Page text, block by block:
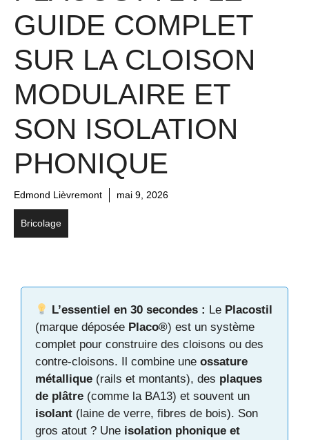
GUIDE COMPLET
SUR LA CLOISON
MODULAIRE ET
SON ISOLATION
PHONIQUE
Edmond Lièvremont mai 9, 2026
Bricolage
L’essentiel en 30 secondes : Le Placostil
(marque déposée Placo®) est un système
complet pour construire des cloisons ou des
contre-cloisons. Il combine une ossature
métallique (rails et montants), des plaques
de plâtre (comme la BA13) et souvent un
isolant (laine de verre, fibres de bois). Son
gros atout ? Une isolation phonique et